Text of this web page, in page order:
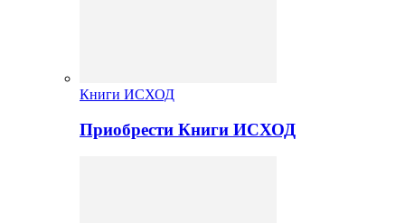
Книги ИСХОД
Приобрести Книги ИСХОД